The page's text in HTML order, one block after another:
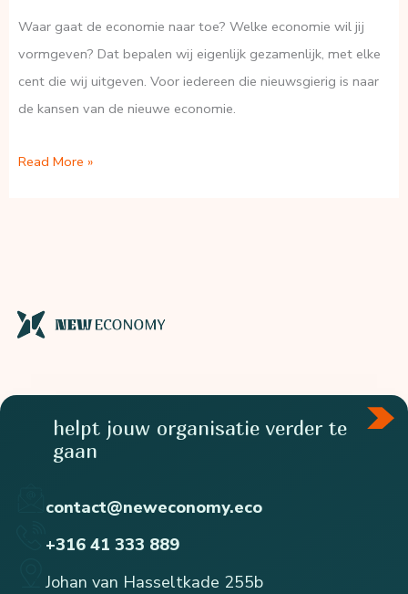
Waar gaat de economie naar toe? Welke economie wil jij
vormgeven? Dat bepalen wij eigenlijk gezamenlijk, met elke
cent die wij uitgeven. Voor iedereen die nieuwsgierig is naar
de kansen van de nieuwe economie.
Lancering:
Read More »
helpt jouw organisatie verder te
gaan
contact@neweconomy.eco
+316 41 333 889
Johan van Hasseltkade 255b